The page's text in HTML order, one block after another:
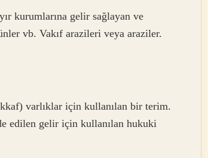
vb. Vakıf arazileri veya araziler.
varlıklar için kullanılan bir terim.
edilen gelir için kullanılan hukuki